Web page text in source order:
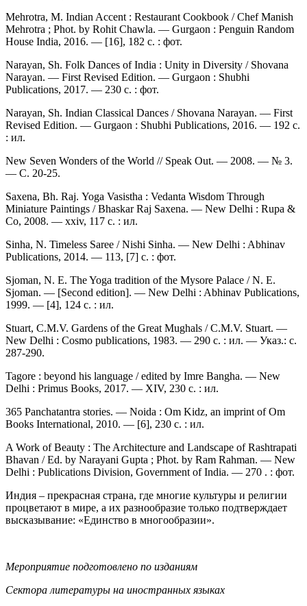
Mehrotra, M. Indian Accent : Restaurant Cookbook / Chef Manish
Mehrotra ; Phot. by Rohit Chawla. — Gurgaon : Penguin Random
House India, 2016. — [16], 182 с. : фот.
Narayan, Sh. Folk Dances of India : Unity in Diversity / Shovana
Narayan. — First Revised Edition. — Gurgaon : Shubhi
Publications, 2017. — 230 с. : фот.
Narayan, Sh. Indian Classical Dances / Shovana Narayan. — First
Revised Edition. — Gurgaon : Shubhi Publications, 2016. — 192 с.
: ил.
New Seven Wonders of the World // Speak Out. — 2008. — № 3.
— С. 20-25.
Saxena, Bh. Raj. Yoga Vasistha : Vedanta Wisdom Through
Miniature Paintings / Bhaskar Raj Saxena. — New Delhi : Rupa &
Co, 2008. — xxiv, 117 с. : ил.
Sinha, N. Timeless Saree / Nishi Sinha. — New Delhi : Abhinav
Publications, 2014. — 113, [7] с. : фот.
Sjoman, N. E. The Yoga tradition of the Mysore Palace / N. E.
Sjoman. — [Second edition]. — New Delhi : Abhinav Publications,
1999. — [4], 124 c. : ил.
Stuart, C.M.V. Gardens of the Great Mughals / C.M.V. Stuart. —
New Delhi : Cosmo publications, 1983. — 290 с. : ил. — Указ.: с.
287-290.
Tagore : beyond his language / edited by Imre Bangha. — New
Delhi : Primus Books, 2017. — XIV, 230 c. : ил.
365 Panchatantra stories. — Noida : Om Kidz, an imprint of Om
Books International, 2010. — [6], 230 c. : ил.
A Work of Beauty : The Architecture and Landscape of Rashtrapati
Bhavan / Ed. by Narayani Gupta ; Phot. by Ram Rahman. — New
Delhi : Publications Division, Government of India. — 270 . : фот.
Индия – прекрасная страна, где многие культуры и религии
процветают в мире, а их разнообразие только подтверждает
высказывание: «Единство в многообразии».
Мероприятие подготовлено по изданиям
Сектора литературы на иностранных языках